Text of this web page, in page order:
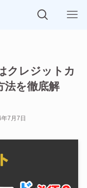
クレジットカ
法を徹底解
7月7日